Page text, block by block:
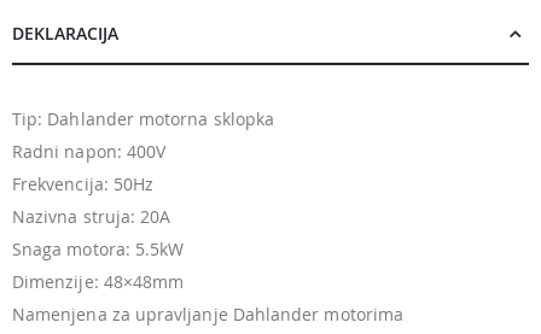
DEKLARACIJA
Tip: Dahlander motorna sklopka
Radni napon: 400V
Frekvencija: 50Hz
Nazivna struja: 20A
Snaga motora: 5.5kW
Dimenzije: 48×48mm
Namenjena za upravljanje Dahlander motorima